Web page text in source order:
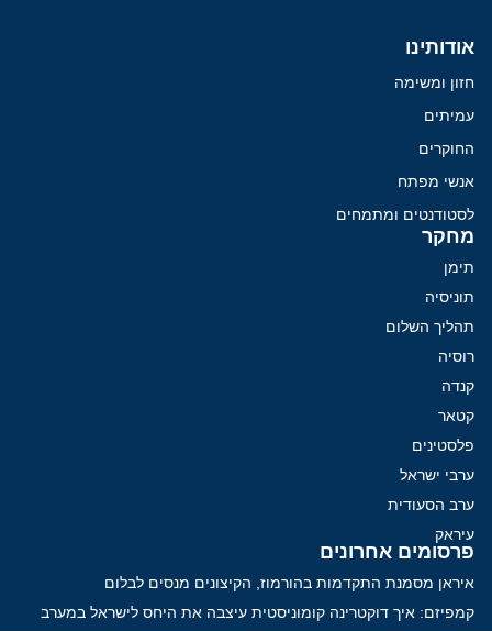
אודותינו
חזון ומשימה
עמיתים
החוקרים
אנשי מפתח
לסטודנטים ומתמחים
מחקר
תימן
תוניסיה
תהליך השלום
רוסיה
קנדה
קטאר
פלסטינים
ערבי ישראל
ערב הסעודית
עיראק
פרסומים אחרונים
איראן מסמנת התקדמות בהורמוז, הקיצונים מנסים לבלום
קמפיזם: איך דוקטרינה קומוניסטית עיצבה את היחס לישראל במערב